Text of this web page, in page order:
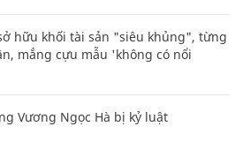
hữu khối tài sản "siêu khủng", từng
mắng cựu mẫu 'không có nổi
Vương Ngọc Hà bị kỷ luật